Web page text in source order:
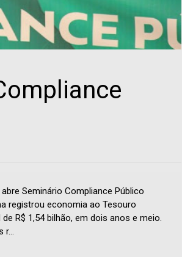
Seminário Compliance Público
registrou economia ao Tesouro
de R$ 1,54 bilhão, em dois anos e meio.
r...